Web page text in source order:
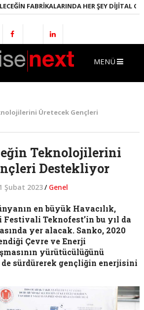
FABRIKALARINDA HER ŞEY DIJITAL
MENÜ
Üretecek Gençleri
Teknolojilerini
Destekliyor
Şubat 2023/ Genel
en büyük Havacılık,
Teknofest’in bu yıl da
yer alacak. Sanko, 2020
Çevre ve Enerji
yürütücülüğünü
de sürdürerek gençliğin enerjisini